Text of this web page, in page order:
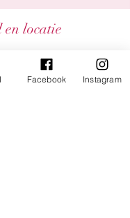
locatie
15:00 – 16:00
Paltz 1, 3768 MZ Soest,
Facebook Instagram